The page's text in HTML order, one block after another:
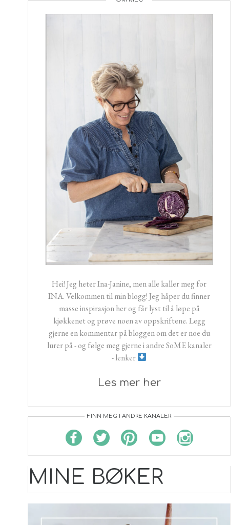
Hei! Jeg heter Ina-Janine, men alle kaller meg for
INA. Velkommen til min blogg! Jeg håper du finner
masse inspirasjon her og får lyst til å løpe på
kjøkkenet og prøve noen av oppskriftene. Legg
gjerne en kommentar på bloggen om det er noe du
lurer på - og følge meg gjerne i andre SoME kanaler
- lenker
Les mer her
FINN MEG I ANDRE KANALER
MINE BØKER